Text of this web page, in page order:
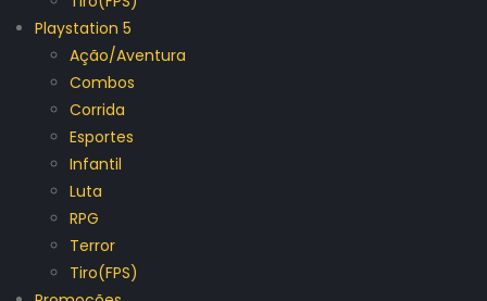
Playstation 5
Ação/Aventura
Combos
Corrida
Esportes
Infantil
Luta
RPG
Terror
Tiro(FPS)